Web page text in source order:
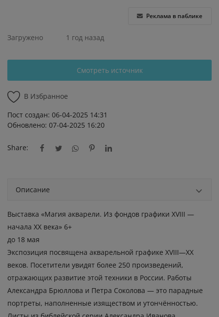
Реклама в паблике
Загружено 1 год назад
Смотреть источник
В Избранное
Пост создан: 06-04-2025 14:31
Обновлено: 07-04-2025 16:20
Share:
Описание
Выставка «Магия акварели. Из фондов графики XVIII —
начала XX века» 6+
до 18 мая
Экспозиция посвящена акварельной графике XVIII—XX
веков. Посетители увидят более 250 произведений,
отражающих развитие этой техники в России. Работы
Александра Брюллова и Петра Соколова — это парадные
портреты, наполненные изяществом и утончённостью.